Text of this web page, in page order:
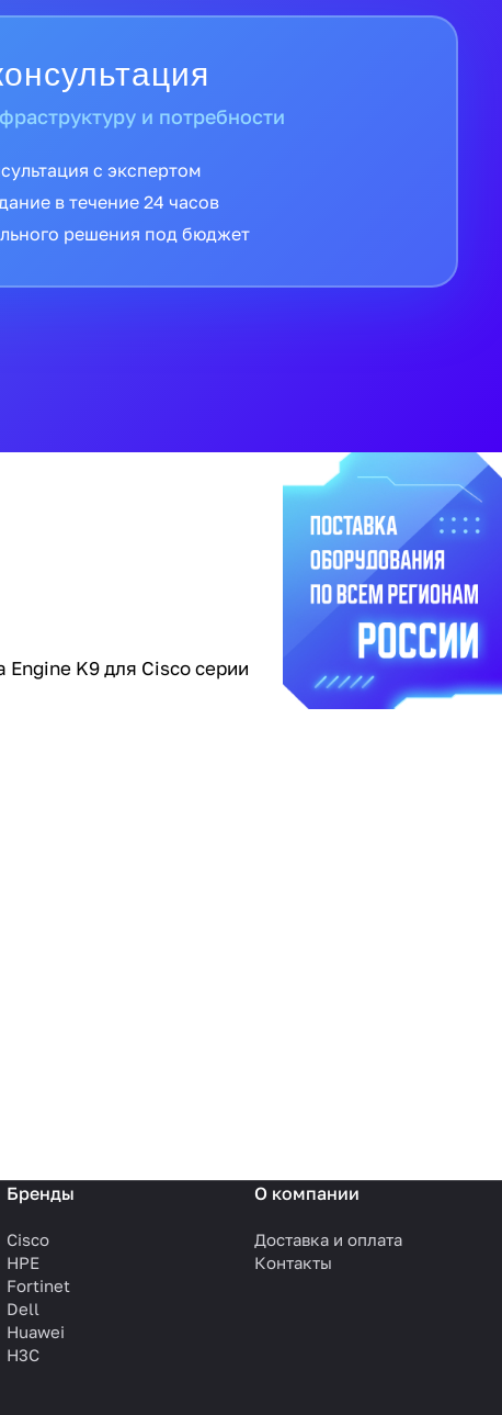
от официальных дистрибьюторов
производителя
K9 для Cisco серии
Бренды
Cisco
HPE
Fortinet
Dell
Huawei
H3C
О компании
Доставка и оплата
Контакты